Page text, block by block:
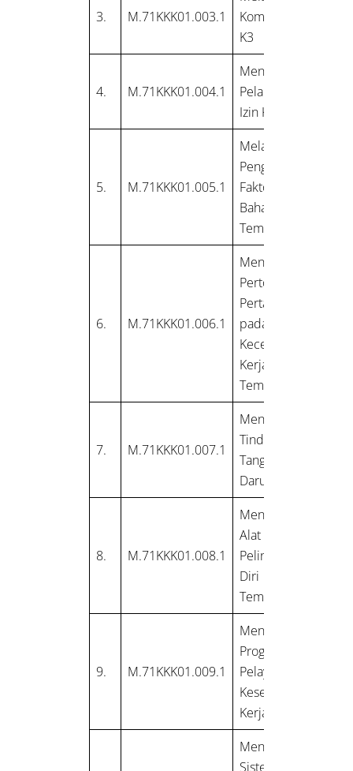
3. M.71KKK01.003.1
Komunikasi
K3
4. M.71KKK01.004.1
Mengawasi
Pelaksanaan
Izin Kerja
5. M.71KKK01.005.1
Melakukan
Pengukuran
Faktor
Bahaya di
Tempat Kerja
6. M.71KKK01.006.1
Mengelola
Pertolongan
Pertama
pada
Kecelakaan
Kerja (P3K) di
Tempat Kerja
7. M.71KKK01.007.1
Mengelola
Tindakan
Tanggap
Darurat
8. M.71KKK01.008.1
Mengelola
Alat
Pelindung
Diri (APD) di
Tempat Kerja
9. M.71KKK01.009.1
Menerapkan
Program
Pelayanan
Kesehatan
Kerja
Mengelola
Sistem